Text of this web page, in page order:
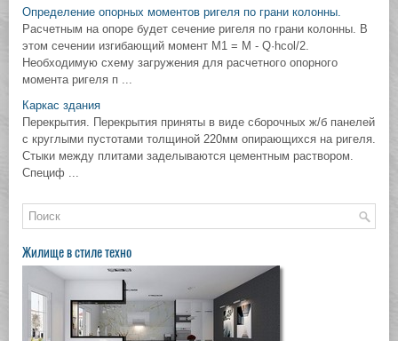
Определение опорных моментов ригеля по грани колонны.
Расчетным на опоре будет сечение ригеля по грани колонны. В
этом сечении изгибающий момент М1 = М - Q·hcol/2.
Необходимую схему загружения для расчетного опорного
момента ригеля п ...
Каркас здания
Перекрытия. Перекрытия приняты в виде сборочных ж/б панелей
с круглыми пустотами толщиной 220мм опирающихся на ригеля.
Стыки между плитами заделываются цементным раствором.
Специф ...
Жилище в стиле техно